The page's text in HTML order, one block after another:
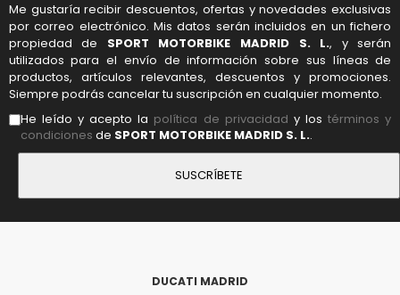
Me gustaría recibir descuentos, ofertas y novedades exclusivas
por correo electrónico. Mis datos serán incluidos en un fichero
propiedad de SPORT MOTORBIKE MADRID S. L., y serán
utilizados para el envío de información sobre sus líneas de
productos, artículos relevantes, descuentos y promociones.
Siempre podrás cancelar tu suscripción en cualquier momento.
He leído y acepto la política de privacidad y lostérminos y
condiciones de SPORT MOTORBIKE MADRID S. L..
DUCATI MADRID